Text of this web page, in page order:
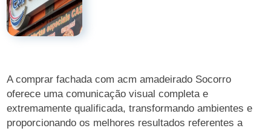
A comprar fachada com acm amadeirado Socorro
oferece uma comunicação visual completa e
extremamente qualificada, transformando ambientes e
proporcionando os melhores resultados referentes a